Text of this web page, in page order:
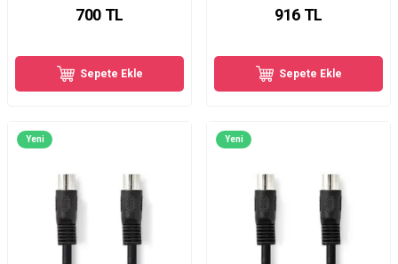
700 TL
Sepete Ekle
916 TL
Sepete Ekle
Yeni Yeni